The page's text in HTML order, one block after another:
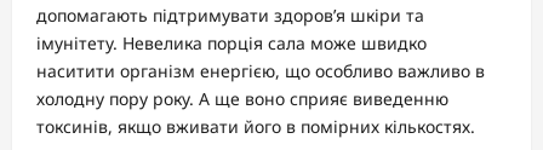
допомагають підтримувати здоров’я шкіри та
імунітету. Невелика порція сала може швидко
наситити організм енергією, що особливо важливо в
холодну пору року. А ще воно сприяє виведенню
токсинів, якщо вживати його в помірних кількостях.